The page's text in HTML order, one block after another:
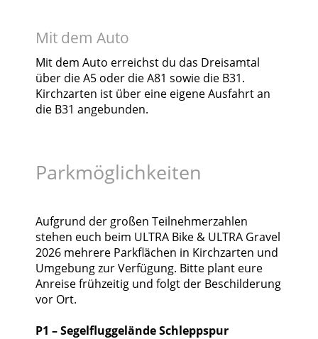
Mit dem Auto
Mit dem Auto erreichst du das Dreisamtal
über die A5 oder die A81 sowie die B31.
Kirchzarten ist über eine eigene Ausfahrt an
die B31 angebunden.
Parkmöglichkeiten
Aufgrund der großen Teilnehmerzahlen
stehen euch beim ULTRA Bike & ULTRA Gravel
2026 mehrere Parkflächen in Kirchzarten und
Umgebung zur Verfügung. Bitte plant eure
Anreise frühzeitig und folgt der Beschilderung
vor Ort.
P1 – Segelfluggelände Schleppspur